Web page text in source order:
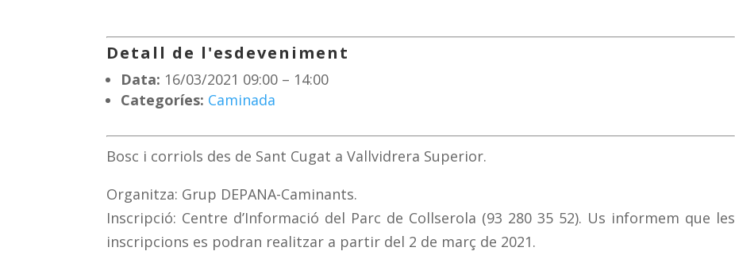
Detall de l'esdeveniment
Data: 16/03/2021 09:00 – 14:00
Categoríes: Caminada
Bosc i corriols des de Sant Cugat a Vallvidrera Superior.
Organitza: Grup DEPANA-Caminants.
Inscripció: Centre d’Informació del Parc de Collserola (93 280 35 52). Us informem que les
inscripcions es podran realitzar a partir del 2 de març de 2021.